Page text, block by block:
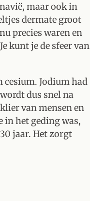
maar ook in
dermate groot
precies waren en
kunt je de sfeer van
Jodium had
dus snel na
van mensen en
in het geding was,
jaar. Het zorgt